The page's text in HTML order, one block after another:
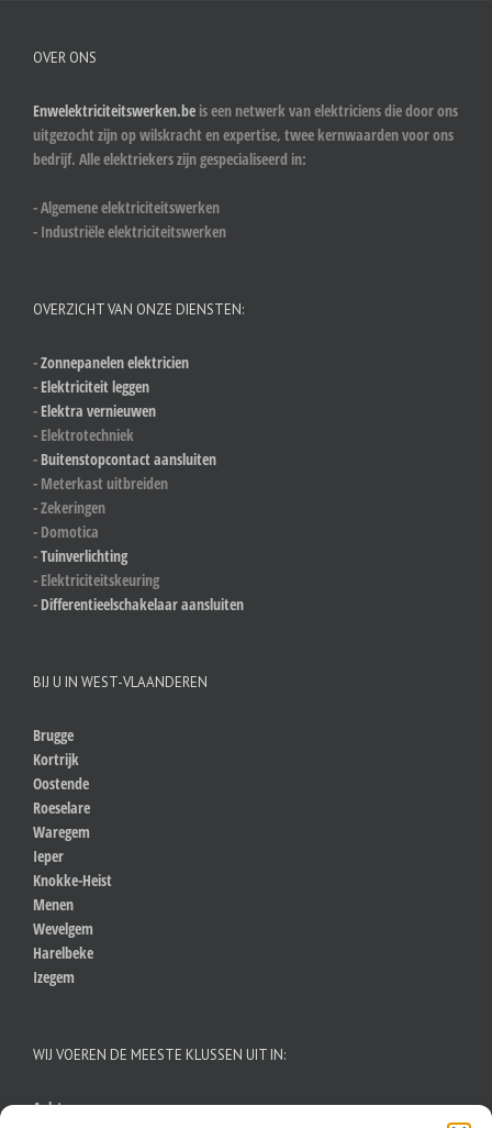
OVER ONS
Enwelektriciteitswerken.be is een netwerk van elektriciens die door ons
uitgezocht zijn op wilskracht en expertise, twee kernwaarden voor ons
bedrijf. Alle elektriekers zijn gespecialiseerd in:
- Algemene elektriciteitswerken
- Industriële elektriciteitswerken
OVERZICHT VAN ONZE DIENSTEN:
-Zonnepanelen elektricien
- Elektriciteit leggen
- Elektra vernieuwen
- Elektrotechniek
- Buitenstopcontact aansluiten
- Meterkast uitbreiden
- Zekeringen
- Domotica
-Tuinverlichting
- Elektriciteitskeuring
- Differentieelschakelaar aansluiten
BIJ U IN WEST-VLAANDEREN
Brugge
Kortrijk
Oostende
Roeselare
Waregem
Ieper
Knokke-Heist
Menen
Wevelgem
Harelbeke
Izegem
WIJ VOEREN DE MEESTE KLUSSEN UIT IN:
Aalst